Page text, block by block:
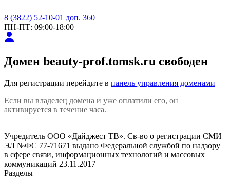
8 (3822) 52-10-01 доп. 360
ПН-ПТ: 09:00-18:00
Домен beauty-prof.tomsk.ru свободен
Для регистрации перейдите в панель управления доменами
Если вы владелец домена и уже оплатили его, он
активируется в течение часа.
Учредитель ООО «Дайджест ТВ». Св-во о регистрации СМИ
ЭЛ №ФС 77-71671 выдано Федеральной службой по надзору
в сфере связи, информационных технологий и массовых
коммуникаций 23.11.2017
Разделы